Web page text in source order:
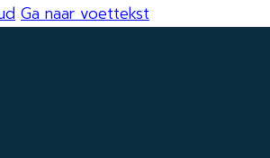
Ga naar voettekst